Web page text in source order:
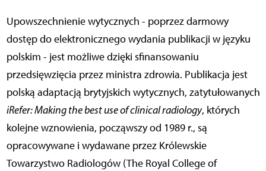
Upowszechnienie wytycznych - poprzez darmowy
dostęp do elektronicznego wydania publikacji w języku
polskim - jest możliwe dzięki sfinansowaniu
przedsięwzięcia przez ministra zdrowia. Publikacja jest
polską adaptacją brytyjskich wytycznych, zatytułowanych
iRefer: Making the best use of clinical radiology, których
kolejne wznowienia, począwszy od 1989 r., są
opracowywane i wydawane przez Królewskie
Towarzystwo Radiologów (The Royal College of